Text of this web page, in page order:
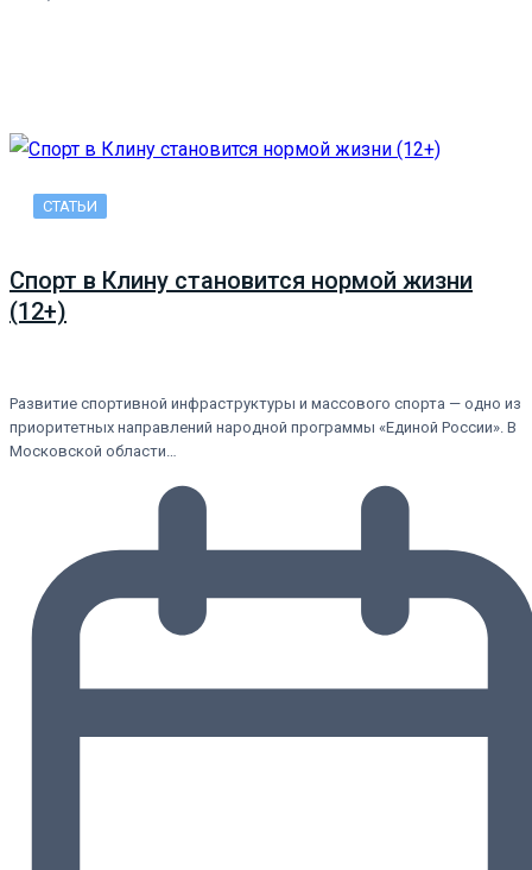
СТАТЬИ
Спорт в Клину становится нормой жизни
(12+)
Развитие спортивной инфраструктуры и массового спорта — одно из
приоритетных направлений народной программы «Единой России». В
Московской области…